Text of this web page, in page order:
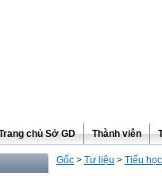
chủ Sở GD Thành viên
Gốc > Tư liệu > Tiểu học